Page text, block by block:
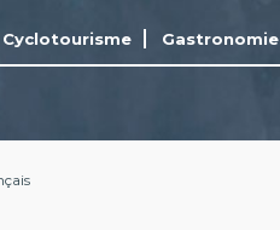
Cyclotourisme Gastronomie